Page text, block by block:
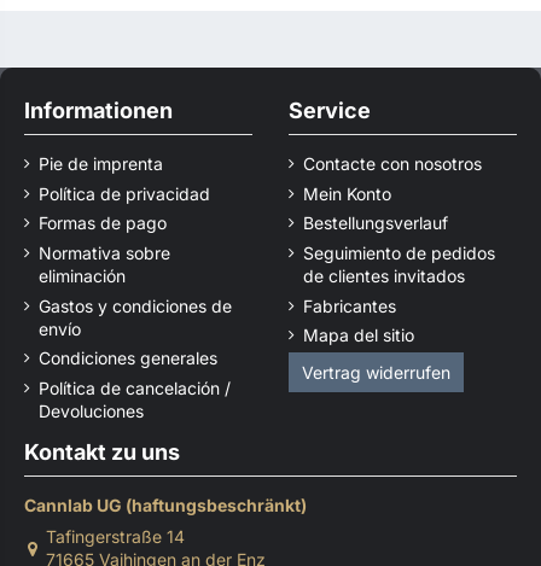
Informationen
Pie de imprenta
Política de privacidad
Formas de pago
Normativa sobre
eliminación
Gastos y condiciones de
envío
Condiciones generales
Política de cancelación /
Devoluciones
Service
Contacte con nosotros
Mein Konto
Bestellungsverlauf
Seguimiento de pedidos
de clientes invitados
Fabricantes
Mapa del sitio
Vertrag widerrufen
Kontakt zu uns
Cannlab UG (haftungsbeschränkt)
Tafingerstraße 14
71665 Vaihingen an der Enz